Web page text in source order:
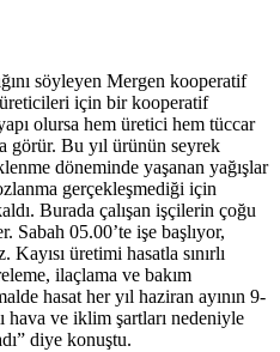
söyleyen Mergen kooperatif
için bir kooperatif
olursa hem üretici hem tüccar
görür. Bu yıl ürünün seyrek
döneminde yaşanan yağışlar
gerçekleşmediği için
Burada çalışan işçilerin çoğu
Sabah 05.00’te işe başlıyor,
Kayısı üretimi hasatla sınırlı
ilaçlama ve bakım
hasat her yıl haziran ayının 9-
hava ve iklim şartları nedeniyle
diye konuştu.